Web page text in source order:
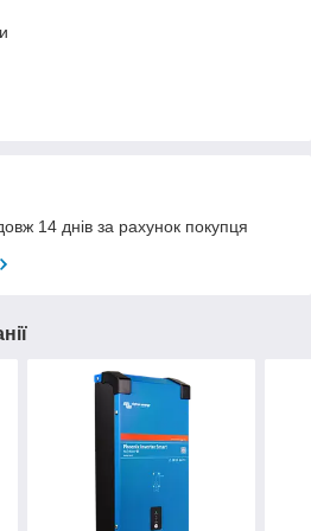
14 днів за рахунок покупця